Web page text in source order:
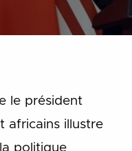
le président
africains illustre
politique